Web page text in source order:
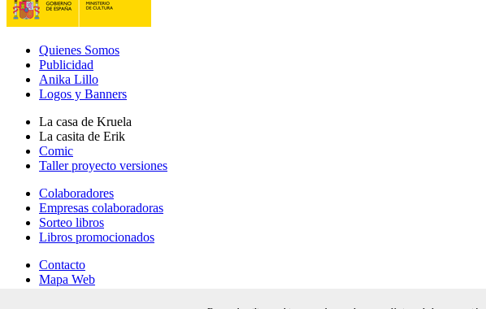
Quienes Somos
Publicidad
Anika Lillo
Logos y Banners
La casa de Kruela
La casita de Erik
Comic
Taller proyecto versiones
Colaboradores
Empresas colaboradoras
Sorteo libros
Libros promocionados
Contacto
Mapa Web